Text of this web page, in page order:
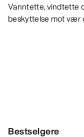
Vanntette, vindtette
beskyttelse mot vær
Bestselgere